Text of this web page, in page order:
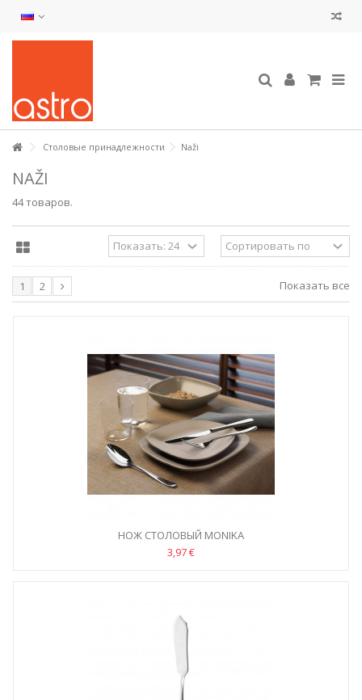
Столовые принадлежности Naži
NAŽI
44 товаров.
Показать все
1 2
НОЖ СТОЛОВЫЙ MONIKA
3,97 €